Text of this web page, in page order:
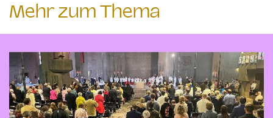
Mehr zum Thema